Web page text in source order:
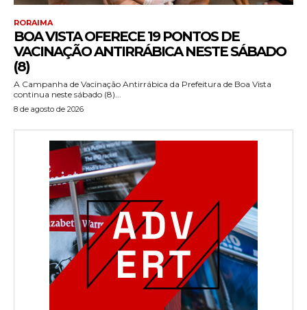
RORAIMA
BOA VISTA OFERECE 19 PONTOS DE
VACINAÇÃO ANTIRRÁBICA NESTE SÁBADO
(8)
A Campanha de Vacinação Antirrábica da Prefeitura de Boa Vista
continua neste sábado (8)...
8 de agosto de 2026